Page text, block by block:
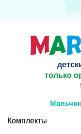
только
Мальчик
Комплекты